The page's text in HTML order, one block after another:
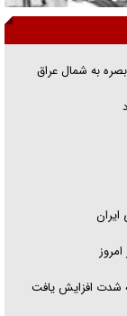
«نبرد
به شمال عراق
ایران
شدت افزایش یافت